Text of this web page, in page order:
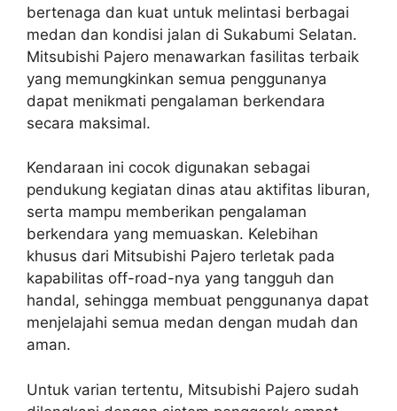
bertenaga dan kuat untuk melintasi berbagai
medan dan kondisi jalan di Sukabumi Selatan.
Mitsubishi Pajero menawarkan fasilitas terbaik
yang memungkinkan semua penggunanya
dapat menikmati pengalaman berkendara
secara maksimal.
Kendaraan ini cocok digunakan sebagai
pendukung kegiatan dinas atau aktifitas liburan,
serta mampu memberikan pengalaman
berkendara yang memuaskan. Kelebihan
khusus dari Mitsubishi Pajero terletak pada
kapabilitas off-road-nya yang tangguh dan
handal, sehingga membuat penggunanya dapat
menjelajahi semua medan dengan mudah dan
aman.
Untuk varian tertentu, Mitsubishi Pajero sudah